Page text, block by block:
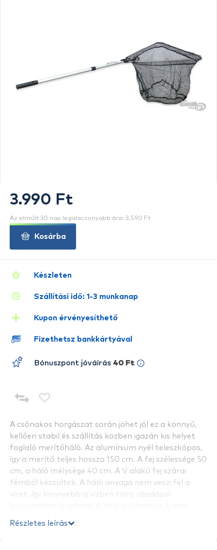
A csónakos horgászat során jöhet jól ez a könnyű,
kellően stabil és szállítás közben igazán kis helyet
foglaló merítőháló. Az alumínium nyél teleszkópos,
így a merítő teljes hossza 150 cm. A fej szélessége 50
cm, a háló mélysége 40 cm. A V alakú fej szárai
fémből készültek. A háló anyaga nem veszi fel a
vizet, így könnyebb a vízben tolni, ráadásul
Részletes leírás
Készleten
Szállítási idő: 1-3 munkanap
Kupon érvényesíthető
Fizethetsz bankkártyával
Bónuszpont jóváírás 40 Ft
3.990 Ft
Az elmúlt 30 nap legalacsonyabb ára: 3.590 Ft
Kosárba